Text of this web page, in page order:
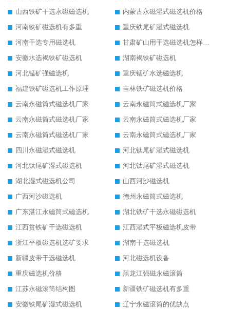
山西铁矿干选永磁磁选机
内蒙古永磁湿式磁选机价格
河南铁矿磁选机有多重
重庆铁尾矿湿式磁选机
河南干选专用磁选机
甘肃矿山用干选磁选机怎样调磁
安徽水选褐铁矿磁选机
湖南褐铁矿磁选机
河北锰矿强磁选机
重庆锰矿水选磁选机
福建铁矿磁选机工作原理
吉林铁矿磁选机价格
云南永磁筒式磁选机厂家
云南永磁筒式磁选机厂家
云南永磁筒式磁选机厂家
云南永磁筒式磁选机厂家
云南永磁筒式磁选机厂家
云南永磁筒式磁选机厂家
四川永磁湿式磁选机
河北钛尾矿湿式磁选机
河北钛尾矿湿式磁选机
河北钛尾矿湿式磁选机
湖北湿式磁选机公司
山西河沙磁选机
广西河沙磁选机
德州永磁筒式磁选机
广东湛江永磁筒式磁选机
湖北铁矿干选永磁磁选机
江西贫铁矿干选磁选机
江西湿式平板磁选机皮带
浙江平板磁选机选矿要求
湖南干选磁选机
新疆皮带干选磁选机
河北磁选机设备
重庆磁选机价格
黑龙江强磁永磁滚筒
江苏永磁滚筒结构图
新疆铁矿磁选机有多重
安徽铁尾矿湿式磁选机
辽宁永磁滚筒的优缺点